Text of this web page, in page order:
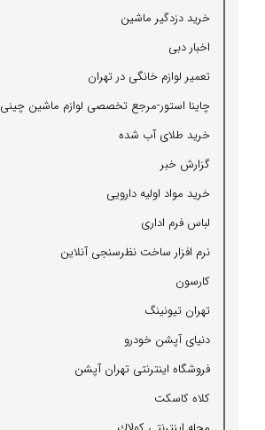
خرید دزدگیر ماشین
اخبار دبی
تعمیر لوازم خانگی در تهران
چاینا استور-مرجع تخصصی لوازم ماشین چینی
خرید طلای آب شده
گزارش خبر
خرید مواد اولیه دارویی
لباس فرم اداری
نرم افزار ساخت نظرسنجی آنلاین
كارسون
تهران تیونینگ
دنیای آپشن خودرو
فروشگاه اینترنتی تهران آپشن
كلاه كاسكت